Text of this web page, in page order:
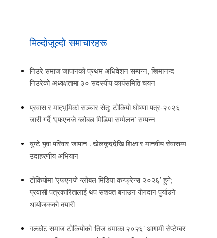
मिल्दोजुल्दो समाचारहरू
निउरे समाज जापानको प्रथम अधिवेशन सम्पन्न, खिमानन्द
निउरेको अध्यक्षतामा ३० सदस्यीय कार्यसमिति चयन
प्रवास र मातृभूमिको सञ्चार सेतु: टोकियो घोषणा पत्र-२०२६
जारी गर्दै ‘एफएनजे ग्लोबल मिडिया सम्मेलन’ सम्पन्न
घुम्टे युवा परिवार जापान : खेलकुददेखि शिक्षा र मानवीय सेवासम्म
उदाहरणीय अभियान
टोकियोमा ‘एफएनजे ग्लोबल मिडिया कन्फ्रेन्स २०२६’ हुने;
प्रवासी पत्रकारितालाई थप सशक्त बनाउन योगदान पुर्याउने
आयोजकको तयारी
गल्कोट समाज टोकियोको ‘तिज धमाका २०२६’ आगामी सेप्टेम्बर